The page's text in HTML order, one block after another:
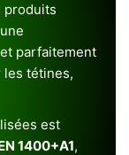
produits
parfaitement
les tétines,
est
1400+A1,